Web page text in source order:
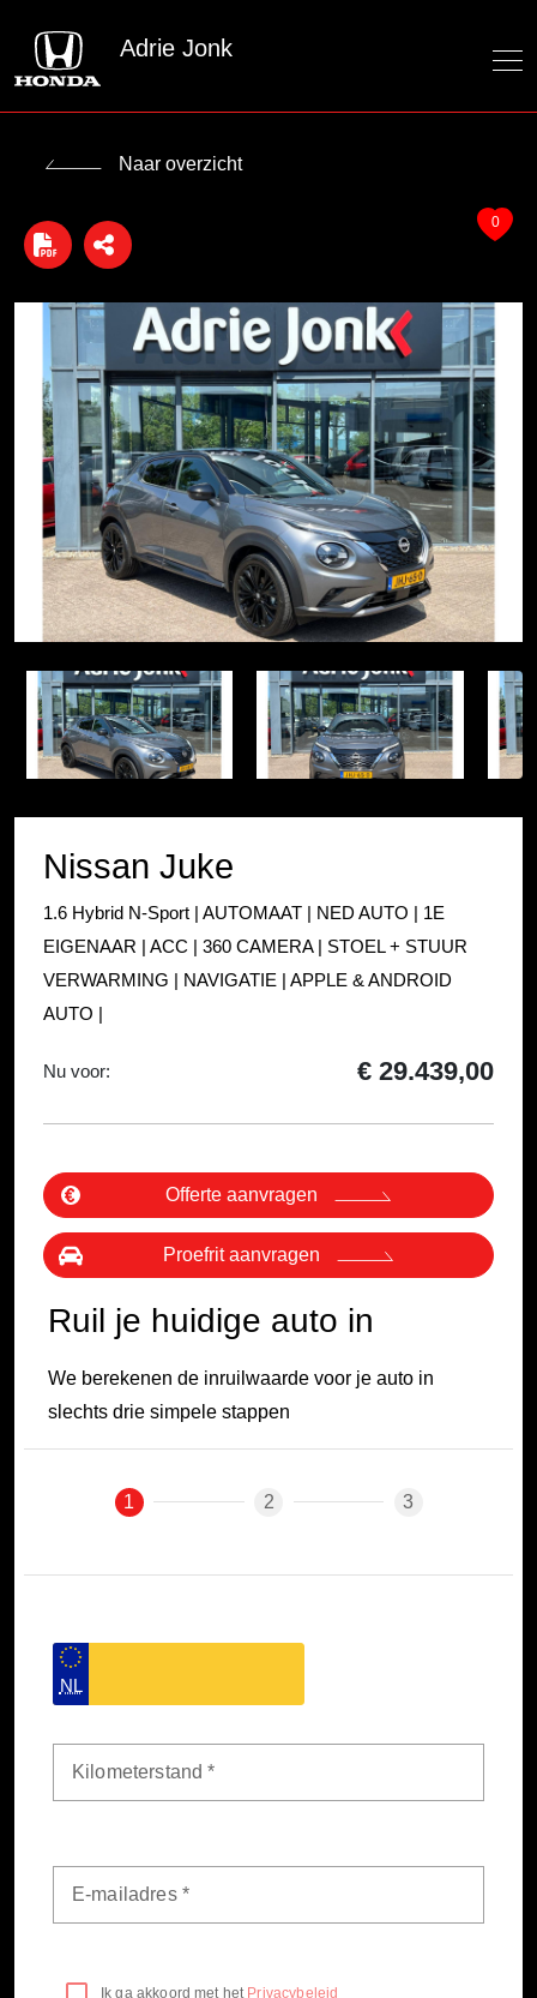
Adrie Jonk
Naar overzicht
Item
37
Item
1
Nissan Juke
1.6 Hybrid N-Sport | AUTOMAAT | NED AUTO | 1E
EIGENAAR | ACC | 360 CAMERA | STOEL + STUUR
VERWARMING | NAVIGATIE | APPLE & ANDROID
AUTO |
Nu voor: € 29.439,00
Offerte aanvragen
Proefrit aanvragen
0